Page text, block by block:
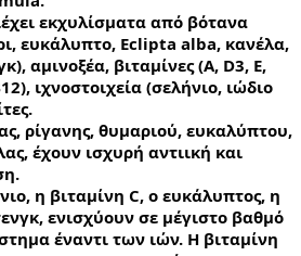
εκχυλίσματα από βότανα
ευκάλυπτο, Eclipta alba, κανέλα,
αμινοξέα, βιταμίνες (A, D3, E,
ιχνοστοιχεία (σελήνιο, ιώδιο
ρίγανης, θυμαριού, ευκαλύπτου,
έχουν ισχυρή αντιική και
η βιταμίνη C, ο ευκάλυπτος, η
ενισχύουν σε μέγιστο βαθμό
έναντι των ιών. Η βιταμίνη